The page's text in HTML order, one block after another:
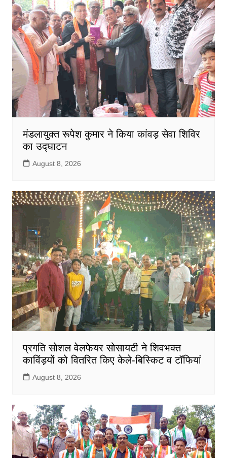
मंडलायुक्त रूपेश कुमार ने किया कांवड़ सेवा शिविर
का उद्घाटन
August 8, 2026
प्रगति सोशल वेलफेयर सोसायटी ने शिवभक्त
काविंड़यों को वितरित किए केले-बिस्किट व टॉफियां
August 8, 2026